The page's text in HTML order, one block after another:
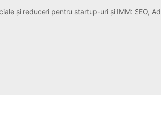
și reduceri pentru startup-uri și IMM: SEO,